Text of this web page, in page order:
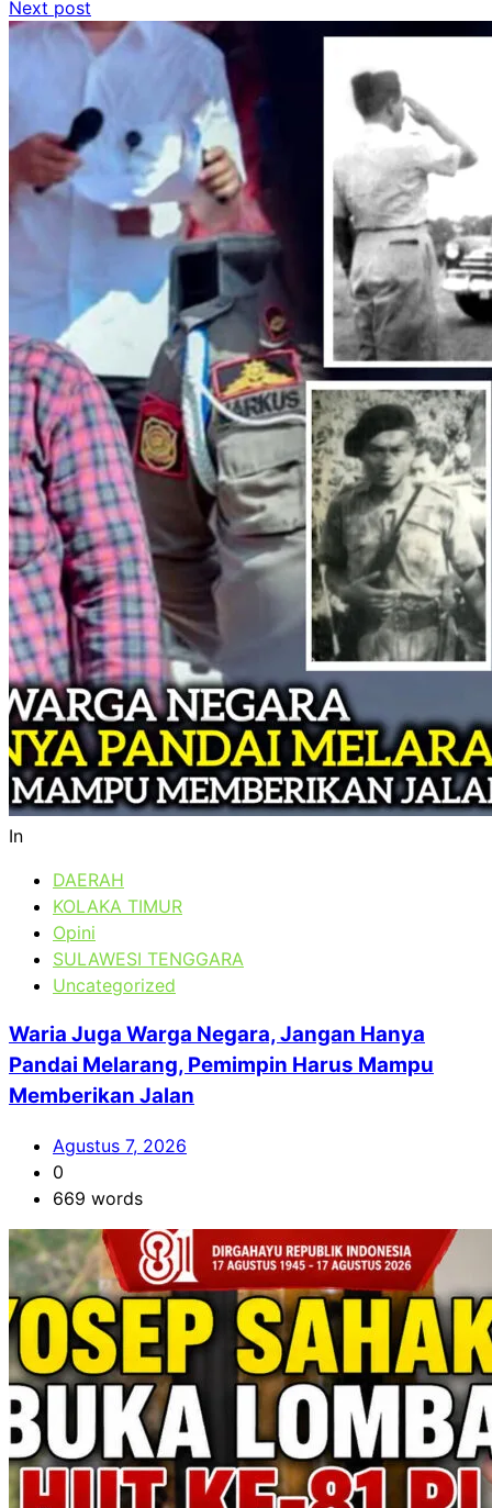
pos
Next post
In
DAERAH
KOLAKA TIMUR
Opini
SULAWESI TENGGARA
Uncategorized
Waria Juga Warga Negara, Jangan Hanya
Pandai Melarang, Pemimpin Harus Mampu
Memberikan Jalan
Agustus 7, 2026
0
669 words